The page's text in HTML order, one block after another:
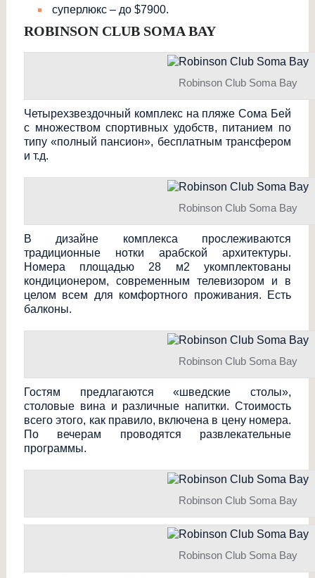
суперлюкс – до $7900.
ROBINSON CLUB SOMA BAY
Robinson Club Soma Bay
Четырехзвездочный комплекс на пляже Сома Бей
с множеством спортивных удобств, питанием по
типу «полный пансион», бесплатным трансфером
и т.д.
Robinson Club Soma Bay
В дизайне комплекса прослеживаются
традиционные нотки арабской архитектуры.
Номера площадью 28 м2 укомплектованы
кондиционером, современным телевизором и в
целом всем для комфортного проживания. Есть
балконы.
Robinson Club Soma Bay
Гостям предлагаются «шведские столы»,
столовые вина и различные напитки. Стоимость
всего этого, как правило, включена в цену номера.
По вечерам проводятся развлекательные
программы.
Robinson Club Soma Bay
Robinson Club Soma Bay